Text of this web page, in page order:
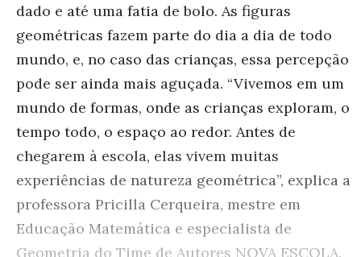
dado e até uma fatia de bolo. As figuras
geométricas fazem parte do dia a dia de todo
mundo, e, no caso das crianças, essa percepção
pode ser ainda mais aguçada. “Vivemos em um
mundo de formas, onde as crianças exploram, o
tempo todo, o espaço ao redor. Antes de
chegarem à escola, elas vivem muitas
experiências de natureza geométrica”, explica a
professora Pricilla Cerqueira, mestre em
Educação Matemática e especialista de
Geometria do Time de Autores NOVA ESCOLA.